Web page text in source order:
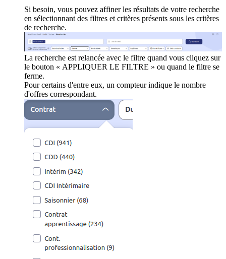
Si besoin, vous pouvez affiner les résultats de votre recherche
en sélectionnant des filtres et critères présents sous les critères
de recherche.
La recherche est relancée avec le filtre quand vous cliquez sur
le bouton « APPLIQUER LE FILTRE » ou quand le filtre se
ferme.
Pour certains d'entre eux, un compteur indique le nombre
d'offres correspondant.